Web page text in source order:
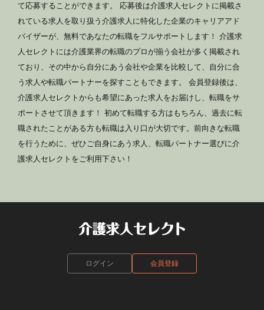
て応募することができます。 応募後は介護求人セレクトに掲載さ
れている求人を取り扱う介護求人に特化した企業のキャリアアド
バイザーが、無料であなたの転職をフルサポートします！ 介護求
人セレクトには介護業界の転職のプロが揃う会社が多く掲載され
ており、その中から自分にあう会社や企業を比較して、自分に合
う求人や転職パートナーを探すこともできます。 会員登録後は、
介護求人セレクトからも希望にあった求人をお届けし、転職をサ
ポートさせて頂きます！ 初めて転職する方はもちろん、過去に転
職されたことがある方も転職は入り口が大切です。前向きな転職
を行うために、ぜひご自身にあう求人、転職パートナー選びに介
護求人セレクトをご利用下さい！
ログイン 会員登録